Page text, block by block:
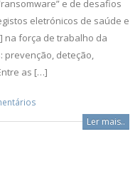
e de desafios
eletrónicos de saúde e
na força de trabalho da
prevenção, deteção,
as […]
Ler mais..